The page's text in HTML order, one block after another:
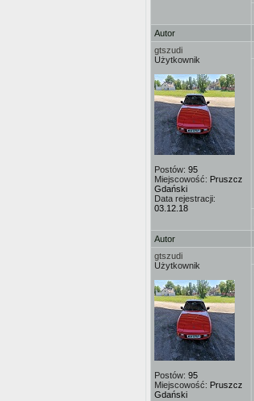
Autor
gtszudi
Użytkownik
Postów: 95
Miejscowość: Pruszcz
Gdański
Data rejestracji:
03.12.18
Autor
gtszudi
Użytkownik
Postów: 95
Miejscowość: Pruszcz
Gdański